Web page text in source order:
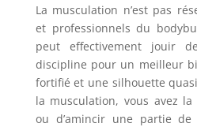
La musculation n’est pas
et professionnels du
peut effectivement jouir
discipline pour un meilleur
fortifié et une silhouette
la musculation, vous avez
ou d’amincir une partie